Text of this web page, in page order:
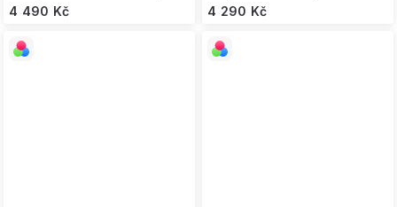
koloběžka
4 490 Kč
koloběžka
4 290 Kč